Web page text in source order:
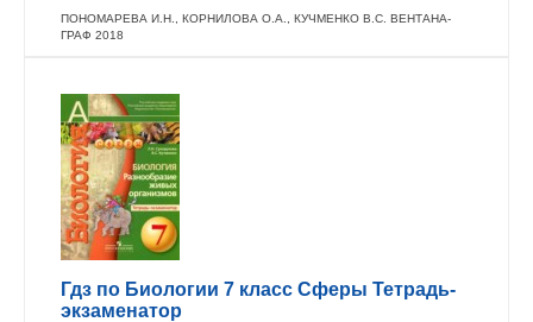
ПОНОМАРЕВА И.Н., КОРНИЛОВА О.А., КУЧМЕНКО В.С. ВЕНТАНА-
ГРАФ 2018
Гдз по Биологии 7 класс Сферы Тетрадь-
экзаменатор